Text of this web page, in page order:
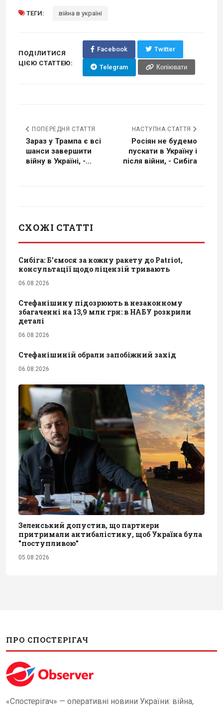
ТЕГИ: війна в україні
ПОДІЛИТИСЯ
ЦІЄЮ СТАТТЕЮ:
Facebook Twitter
Telegram Копіювати
ПОПЕРЕДНЯ СТАТТЯ
Зараз у Трампа є всі
шанси завершити
війну в Україні, -...
НАСТУПНА СТАТТЯ
Росіян не будемо
пускати в Україну і
після війни, - Сибіга
СХОЖІ СТАТТІ
Сибіга: Б’ємося за кожну ракету до Patriot,
консультації щодо ліцензій тривають
06.08.2026
Стефанішину підозрюють в незаконному
збагаченні на 13,9 млн грн: в НАБУ розкрили
деталі
06.08.2026
Стефанішиній обрали запобіжний захід
06.08.2026
Зеленський допустив, що партнери
притримали антибалістику, щоб Україна була
"поступливою"
05.08.2026
ПРО СПОСТЕРІГАЧ
«Спостерігач» — оперативні новини України: війна,